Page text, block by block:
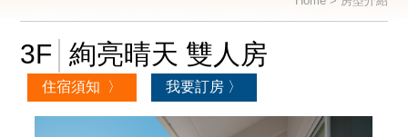
3F │絢亮晴天 雙人房
住宿須知 〉 我要訂房 〉